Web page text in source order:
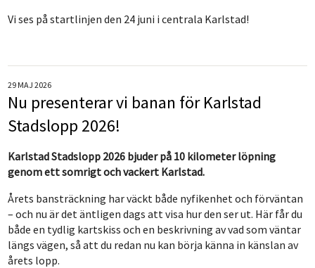
Vi ses på startlinjen den 24 juni i centrala Karlstad!
29 MAJ 2026
Nu presenterar vi banan för Karlstad
Stadslopp 2026!
Karlstad Stadslopp 2026 bjuder på 10 kilometer löpning
genom ett somrigt och vackert Karlstad.
Årets bansträckning har väckt både nyfikenhet och förväntan
– och nu är det äntligen dags att visa hur den ser ut. Här får du
både en tydlig kartskiss och en beskrivning av vad som väntar
längs vägen, så att du redan nu kan börja känna in känslan av
årets lopp.